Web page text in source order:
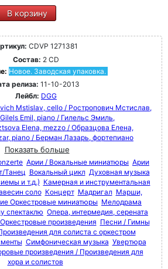
В корзину
CDVP 1271381
Состав: 2 CD
Новое. Заводская упаковка.
релиза: 11-10-2013
Лейбл: DGG
Mstislav, cello / Ростропович Мстислав,
Gilels Emil, piano / Гилельс Эмиль,
Elena, mezzo / Образцова Елена,
piano / Берман Лазарь, фортепиано
Показать больше
Арии / Вокальные миниатюры Арии
Танец Вокальный цикл Духовная музыка
и т.д.) Камерная и инструментальная
соло Концерт Мадригал Марши,
Оркестровые миниатюры Мелодрама
спектаклю Опера, интермедия, серената
Оркестровые произведения Песни / Гимны
для солиста с оркестром
Симфоническая музыка Увертюра
произведения / Произведения для
хора и солистов